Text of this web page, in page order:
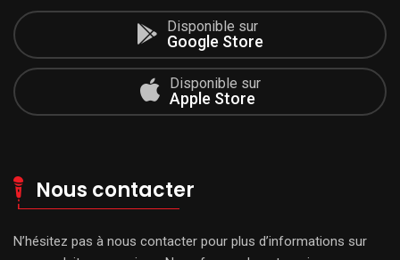
Disponible sur
Google Store
Disponible sur
Apple Store
Nous contacter
N’hésitez pas à nous contacter pour plus d’informations sur